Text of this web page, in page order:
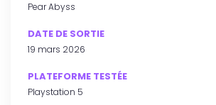
Pear Abyss
DATE DE SORTIE
19 mars 2026
PLATEFORME TESTÉE
Playstation 5